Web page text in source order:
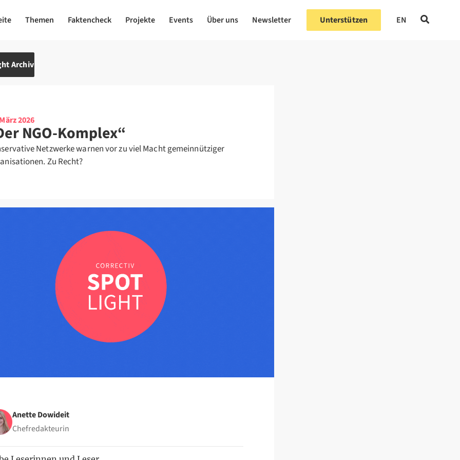
Themen Faktencheck Projekte Events Über uns Newsletter Unterstützen EN
Archiv
2026
NGO-Komplex“
Netzwerke warnen vor zu viel Macht gemeinnütziger
Zu Recht?
Anette Dowideit
Chefredakteurin